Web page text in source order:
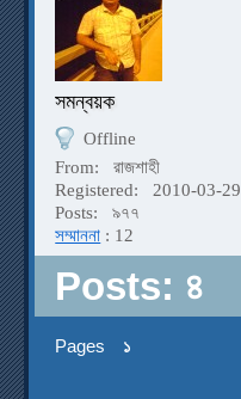
সমন্বয়ক
Offline
From:
রাজশাহী
Registered:
2010-03-29
Posts:
৯৭৭
সম্মাননা : 12
Posts: ৪
Pages ১